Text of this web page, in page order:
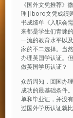
《国外文凭推荐》
理|lboro文凭成绩
书成绩单《入职会
来都是学生们青睐
一流的教育水平以
家的不二选择。当
办理英国学认证。
做英国学历认证？
众所周知，回国办
成功的最基础条件
单和毕业证，并没
过国外学历认证就比